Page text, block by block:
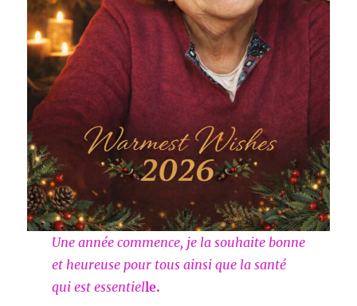
Une année commence, je la souhaite bonne
et heureuse pour tous ainsi que la santé
qui est essentielle.